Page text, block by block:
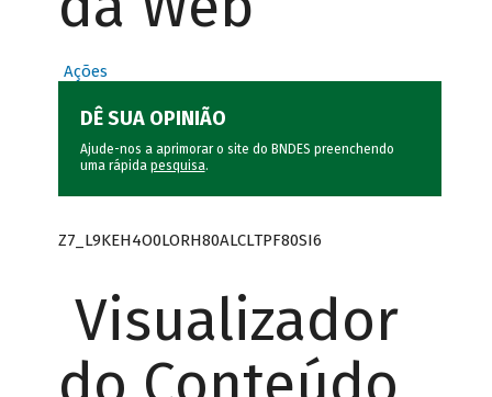
Ações
DÊ SUA OPINIÃO
Ajude-nos a aprimorar o site do BNDES preenchendo
uma rápida pesquisa.
Z7_L9KEH4O0LORH80ALCLTPF80SI6
Visualizador